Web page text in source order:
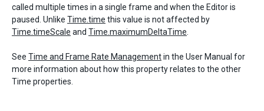
called multiple times in a single frame and when the Editor is
paused. Unlike Time.time this value is not affected by
Time.timeScale and Time.maximumDeltaTime
See Time and Frame Rate Managementin the User Manual for
more information about how this property relates to the other
Time properties.